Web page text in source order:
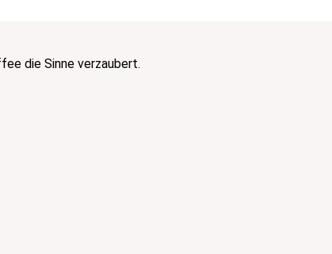
die Sinne verzaubert.